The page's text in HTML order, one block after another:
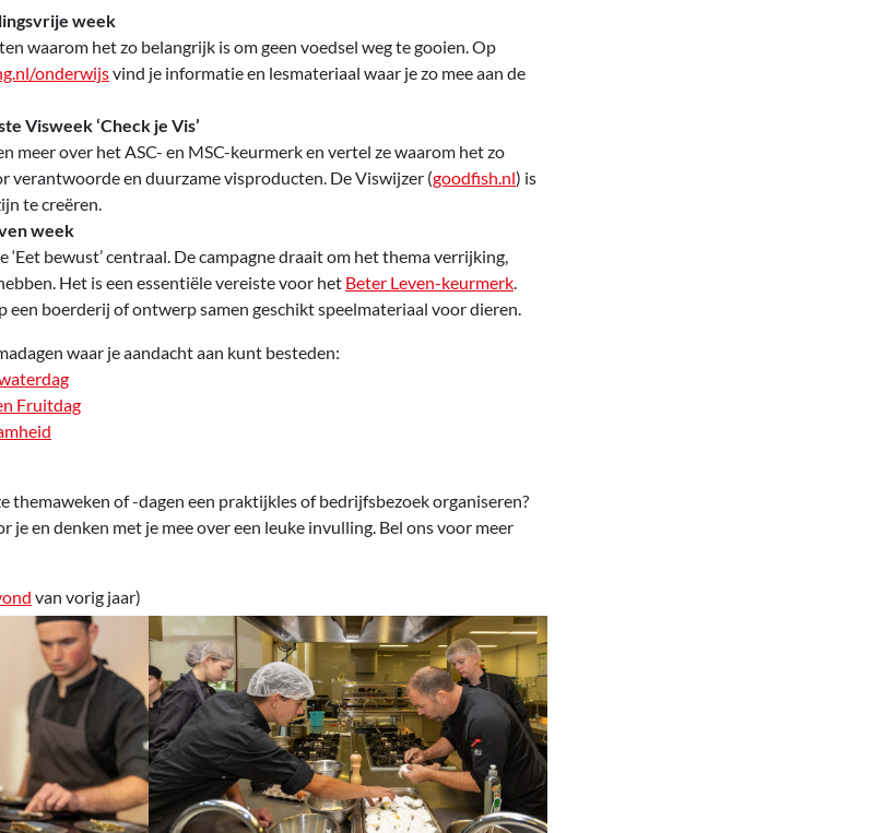
week
waarom het zo belangrijk is om geen voedsel weg te gooien. Op
onderwijsvind je informatie en lesmateriaal waar je zo mee aan de
Visweek ‘Check je Vis’
meer over het ASC- en MSC-keurmerk en vertel ze waarom het zo
verantwoorde en duurzame visproducten. De Viswijzer (goodfish.nl) is
te creëren.
week
‘Eet bewust’ centraal. De campagne draait om het thema verrijking,
Het is een essentiële vereiste voor het Beter Leven-keurmerk.
een boerderij of ontwerp samen geschikt speelmateriaal voor dieren.
waar je aandacht aan kunt besteden:
Fruitdag
themaweken of -dagen een praktijkles of bedrijfsbezoek organiseren?
je en denken met je mee over een leuke invulling. Bel ons voor meer
van vorig jaar)